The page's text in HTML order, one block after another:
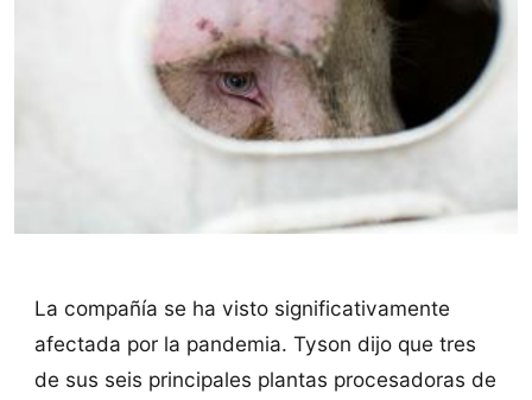
La compañía se ha visto significativamente
afectada por la pandemia. Tyson dijo que tres
de sus seis principales plantas procesadoras de